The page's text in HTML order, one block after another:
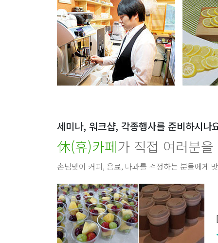
세미나, 워크샵, 각종행사를 준비하시나
休(휴)카페가 직접 여러분
손님맞이 커피, 음료, 다과를 걱정하는 분들에게
·